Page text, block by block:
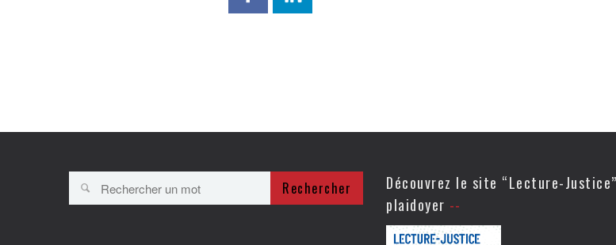
Rechercher
Découvrez le site “Lecture-
plaidoyer